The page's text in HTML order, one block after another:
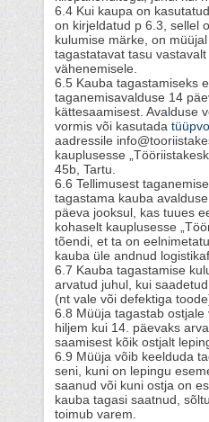
6.4 Kui kaupa on
on kirjeldatud p 6.3, sellel
kulumise märke, on
tagastatavat tasu
vähenemisele.
6.5 Kauba tagastamiseks
taganemisavalduse 14
kättesaamisest. Avalduse
vormis või kasutada
aadressile
kauplusesse
45b, Tartu.
6.6 Tellimusest
tagastama kauba
päeva jooksul, kas tuues
kohaselt kauplusesse
tõendi, et ta on
kauba üle andnud
6.7 Kauba tagastamise
arvatud juhul, kui
(nt vale või defektiga
6.8 Müüja tagastab
hiljem kui 14. päevaks
saamisest kõik ostjalt
6.9 Müüja võib keelduda
seni, kuni on lepingu
saanud või kuni ostja on
kauba tagasi saatnud,
toimub varem.